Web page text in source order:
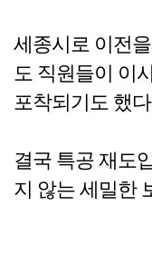
세종시로 이전
도 직원들이 이
포착되기도 했
결국 특공 재도
지 않는 세밀한